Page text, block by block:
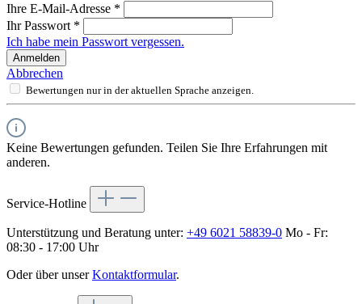
Ihre E-Mail-Adresse *
Ihr Passwort *
Ich habe mein Passwort vergessen.
Anmelden
Abbrechen
Bewertungen nur in der aktuellen Sprache anzeigen.
Keine Bewertungen gefunden. Teilen Sie Ihre Erfahrungen mit
anderen.
Service-Hotline
Unterstützung und Beratung unter: +49 6021 58839-0 Mo - Fr:
08:30 - 17:00 Uhr
Oder über unserKontaktformular.